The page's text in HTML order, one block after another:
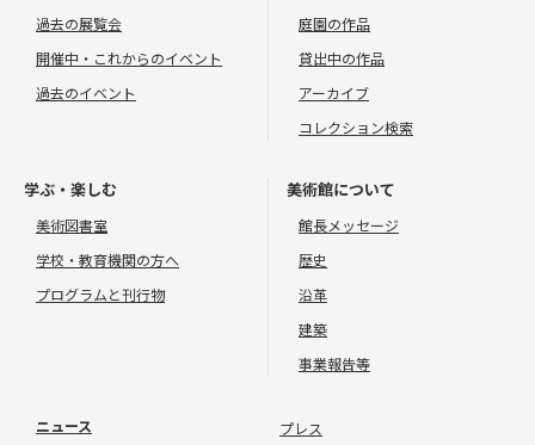
過去の展覧会
開催中・これからのイベント
過去のイベント
庭園の作品
貸出中の作品
アーカイブ
コレクション検索
学ぶ・楽しむ
美術図書室
学校・教育機関の方へ
プログラムと刊行物
美術館について
館長メッセージ
歴史
沿革
建築
事業報告等
ニュース
プレス